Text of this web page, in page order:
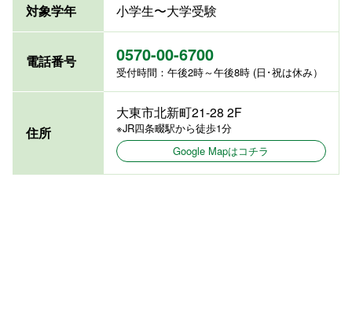
対象学年 小学生〜大学受験
電話番号 0570-00-6700
受付時間：午後2時～午後8時 (日･祝は休み）
住所
大東市北新町21-28 2F
※JR四条畷駅から徒歩1分
Google Mapはコチラ